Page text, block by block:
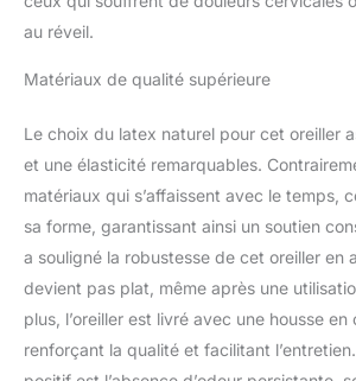
au réveil.
Matériaux de qualité supérieure
Le choix du latex naturel pour cet oreiller
et une élasticité remarquables.
matériaux qui s’affaissent avec le temps,
sa forme, garantissant ainsi un soutien
a souligné la robustesse de cet oreiller en
devient pas plat, même après une
plus, l’oreiller est livré avec une housse en
renforçant la qualité et facilitant